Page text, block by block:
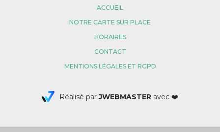
ACCUEIL
NOTRE CARTE SUR PLACE
HORAIRES
CONTACT
MENTIONS LÉGALES ET RGPD
Réalisé parJWEBMASTER avec ❤️